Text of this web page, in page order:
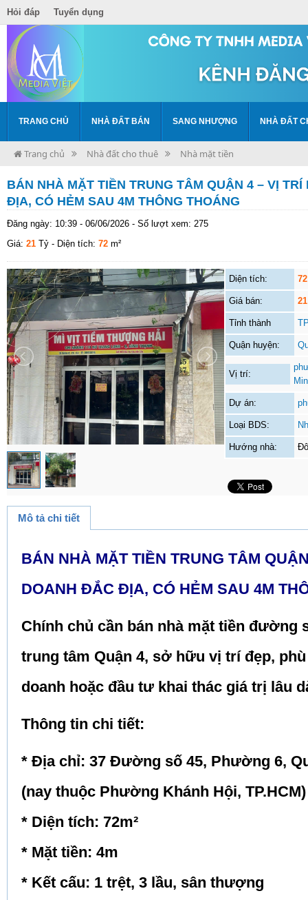
Hỏi đáp Tuyển dụng
TRANG CHỦ NHÀ ĐẤT BÁN SANG NHƯỢNG NHÀ ĐẤT
Trang chủ Nhà đất cho thuê Nhà mặt tiền
BÁN NHÀ MẶT TIỀN TRUNG TÂM QUẬN 4 – VỊ
ĐỊA, CÓ HẺM SAU 4M THÔNG THOÁNG
Đăng ngày: 10:39 - 06/06/2026 - Số lượt xem: 275
Giá: 21 Tỷ - Diện tích: 72 m²
Diện tích: 72
Giá bán: 21
Tỉnh thành
Quận huyện:
Vị trí:
Dự án:
Loại BDS:
Hướng nhà:
Mô tả chi tiết
BÁN NHÀ MẶT TIỀN TRUNG TÂM
DOANH ĐẮC ĐỊA, CÓ HẺM SAU 4M
Chính chủ cần bán nhà mặt tiền đường
trung tâm Quận 4, sở hữu vị trí đẹp,
doanh hoặc đầu tư khai thác giá trị lâu
Thông tin chi tiết:
* Địa chỉ: 37 Đường số 45, Phường 6,
(nay thuộc Phường Khánh Hội, TP.HCM)
* Diện tích: 72m²
* Mặt tiền: 4m
* Kết cấu: 1 trệt, 3 lầu, sân thượng